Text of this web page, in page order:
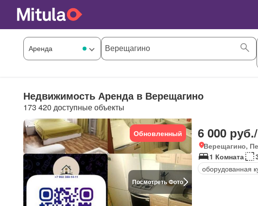
Недвижимость Аренда в Верещагино
173 420 доступные объекты
Посмотреть Фото
Обновленный 6 000
Верещагино,
1 Комната
оборудованная